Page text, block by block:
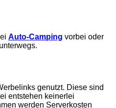
Auto-Camping vorbei oder
genutzt. Diese sind
entstehen keinerlei
werden Serverkosten